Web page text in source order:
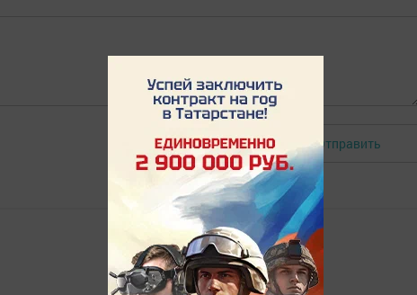
Авторизоваться Отправить